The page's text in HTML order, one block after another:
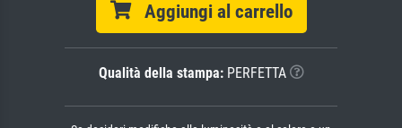
Aggiungi al carrello
Qualità della stampa:PERFETTA